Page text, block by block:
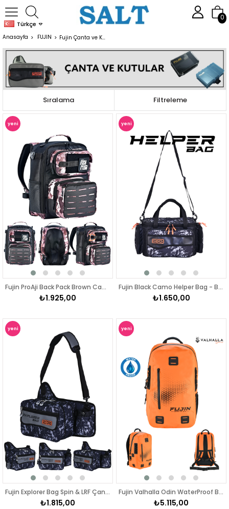
Türkçe
0
Anasayfa FUJIN Fujin Çanta ve Kutular
Filtreleme
Sıralama
Fujin ProAji Back Pack Brown Camo Balıkçı Sırt Çantası
₺1.925,00
yeni
Fujin Black Camo Helper Bag - Balıkçı Çantası
₺1.650,00
yeni
ürün
Fujin Explorer Bag Spin & LRF Çantası
₺1.815,00
yeni
Fujin Valhalla Odin WaterProof Back Pack
₺5.115,00
yeni